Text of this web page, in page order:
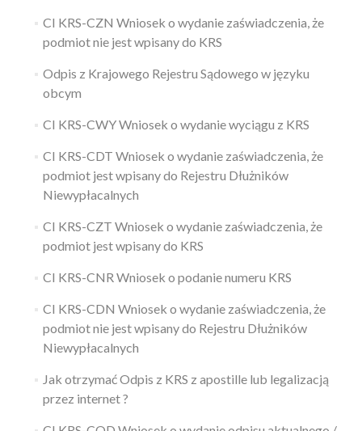
CI KRS-CZN Wniosek o wydanie zaświadczenia, że
podmiot nie jest wpisany do KRS
Odpis z Krajowego Rejestru Sądowego w języku
obcym
CI KRS-CWY Wniosek o wydanie wyciągu z KRS
CI KRS-CDT Wniosek o wydanie zaświadczenia, że
podmiot jest wpisany do Rejestru Dłużników
Niewypłacalnych
CI KRS-CZT Wniosek o wydanie zaświadczenia, że
podmiot jest wpisany do KRS
CI KRS-CNR Wniosek o podanie numeru KRS
CI KRS-CDN Wniosek o wydanie zaświadczenia, że
podmiot nie jest wpisany do Rejestru Dłużników
Niewypłacalnych
Jak otrzymać Odpis z KRS z apostille lub legalizacją
przez internet ?